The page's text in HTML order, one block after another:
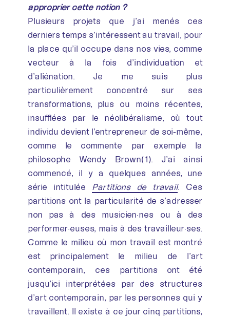
approprier cette notion ?
Plusieurs projets que j’ai menés ces
derniers temps s’intéressent au travail, pour
la place qu’il occupe dans nos vies, comme
vecteur à la fois d’individuation et
d’aliénation. Je me suis plus
particulièrement concentré sur ses
transformations, plus ou moins récentes,
insufflées par le néolibéralisme, où tout
individu devient l’entrepreneur de soi-même,
comme le commente par exemple la
philosophe Wendy Brown(1). J’ai ainsi
commencé, il y a quelques années, une
série intitulée
Partitions de travail. Ces
partitions ont la particularité de s’adresser
non pas à des musicien·nes ou à des
performer·euses, mais à des travailleur·ses.
Comme le milieu où mon travail est montré
est principalement le milieu de l’art
contemporain, ces partitions ont été
jusqu’ici interprétées par des structures
d’art contemporain, par les personnes qui y
travaillent. Il existe à ce jour cinq partitions,